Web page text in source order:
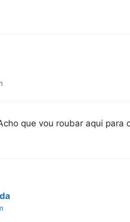
que vou roubar aqui para